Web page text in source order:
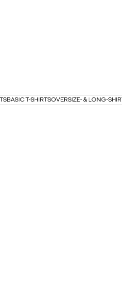
BASIC T-SHIRTSOVERSIZE- & LONG-